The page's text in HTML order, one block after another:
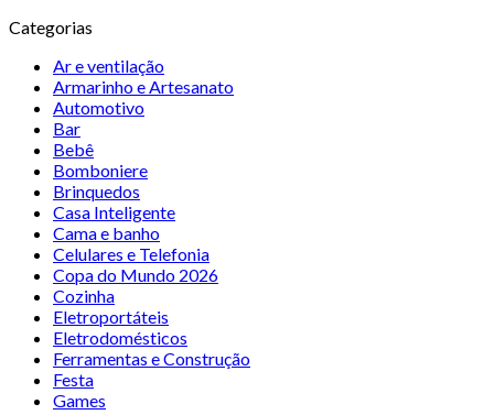
Categorias
Ar e ventilação
Armarinho e Artesanato
Automotivo
Bar
Bebê
Bomboniere
Brinquedos
Casa Inteligente
Cama e banho
Celulares e Telefonia
Copa do Mundo 2026
Cozinha
Eletroportáteis
Eletrodomésticos
Ferramentas e Construção
Festa
Games